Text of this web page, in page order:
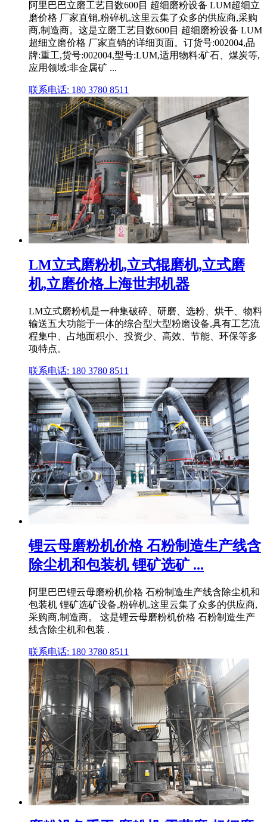
阿里巴巴立磨工艺目数600目 超细磨粉设备 LUM超细立
磨价格 厂家直销,粉碎机,这里云集了众多的供应商,采购
商,制造商。这是立磨工艺目数600目 超细磨粉设备 LUM
超细立磨价格 厂家直销的详细页面。订货号:002004,品
牌:重工,货号:002004,型号:LUM,适用物料:矿石、煤炭等,
应用领域:非金属矿 ...
联系电话: 180 3780 8511
LM立式磨粉机,立式辊磨机,立式磨
机,立磨价格上海世邦机器
LM立式磨粉机是一种集破碎、研磨、选粉、烘干、物料
输送五大功能于一体的综合型大型粉磨设备,具有工艺流
程集中、占地面积小、投资少、高效、节能、环保等多
项特点。
联系电话: 180 3780 8511
锂云母磨粉机价格 石粉制造生产线含
除尘机和包装机 锂矿选矿 ...
阿里巴巴锂云母磨粉机价格 石粉制造生产线含除尘机和
包装机 锂矿选矿设备,粉碎机,这里云集了众多的供应商,
采购商,制造商。 这是锂云母磨粉机价格 石粉制造生产
线含除尘机和包装 .
联系电话: 180 3780 8511